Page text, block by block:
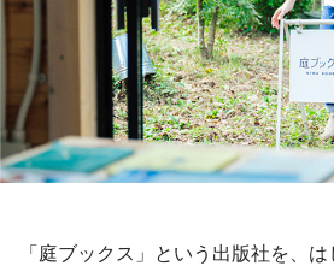
「庭ブックス」という出版社を、